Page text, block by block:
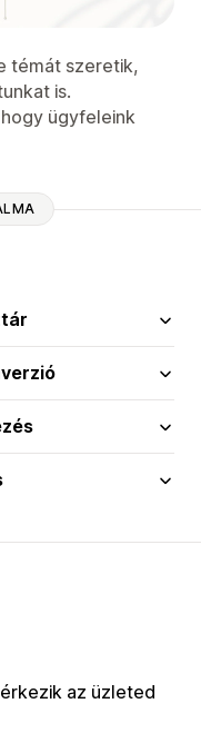
témát szeretik,
is.
ügyfeleink
az üzleted